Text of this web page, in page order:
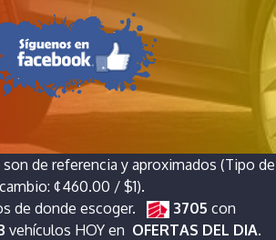
son de referencia y aproximados (Tipo de
cambio: ¢460.00 / $1).
de donde escoger. 3705 con
vehículos HOY en OFERTAS DEL DIA.